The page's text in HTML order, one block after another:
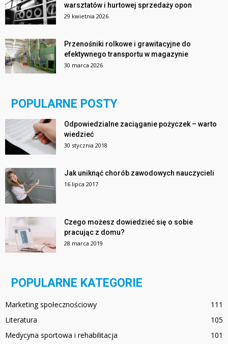
warsztatów i hurtowej sprzedaży opon
29 kwietnia 2026
Przenośniki rolkowe i grawitacyjne do
efektywnego transportu w magazynie
30 marca 2026
POPULARNE POSTY
Odpowiedzialne zaciąganie pożyczek – warto
wiedzieć
30 stycznia 2018
Jak uniknąć chorób zawodowych nauczycieli
16 lipca 2017
Czego możesz dowiedzieć się o sobie
pracując z domu?
28 marca 2019
POPULARNE KATEGORIE
Marketing społecznościowy
111
Literatura
105
Medycyna sportowa i rehabilitacja
101